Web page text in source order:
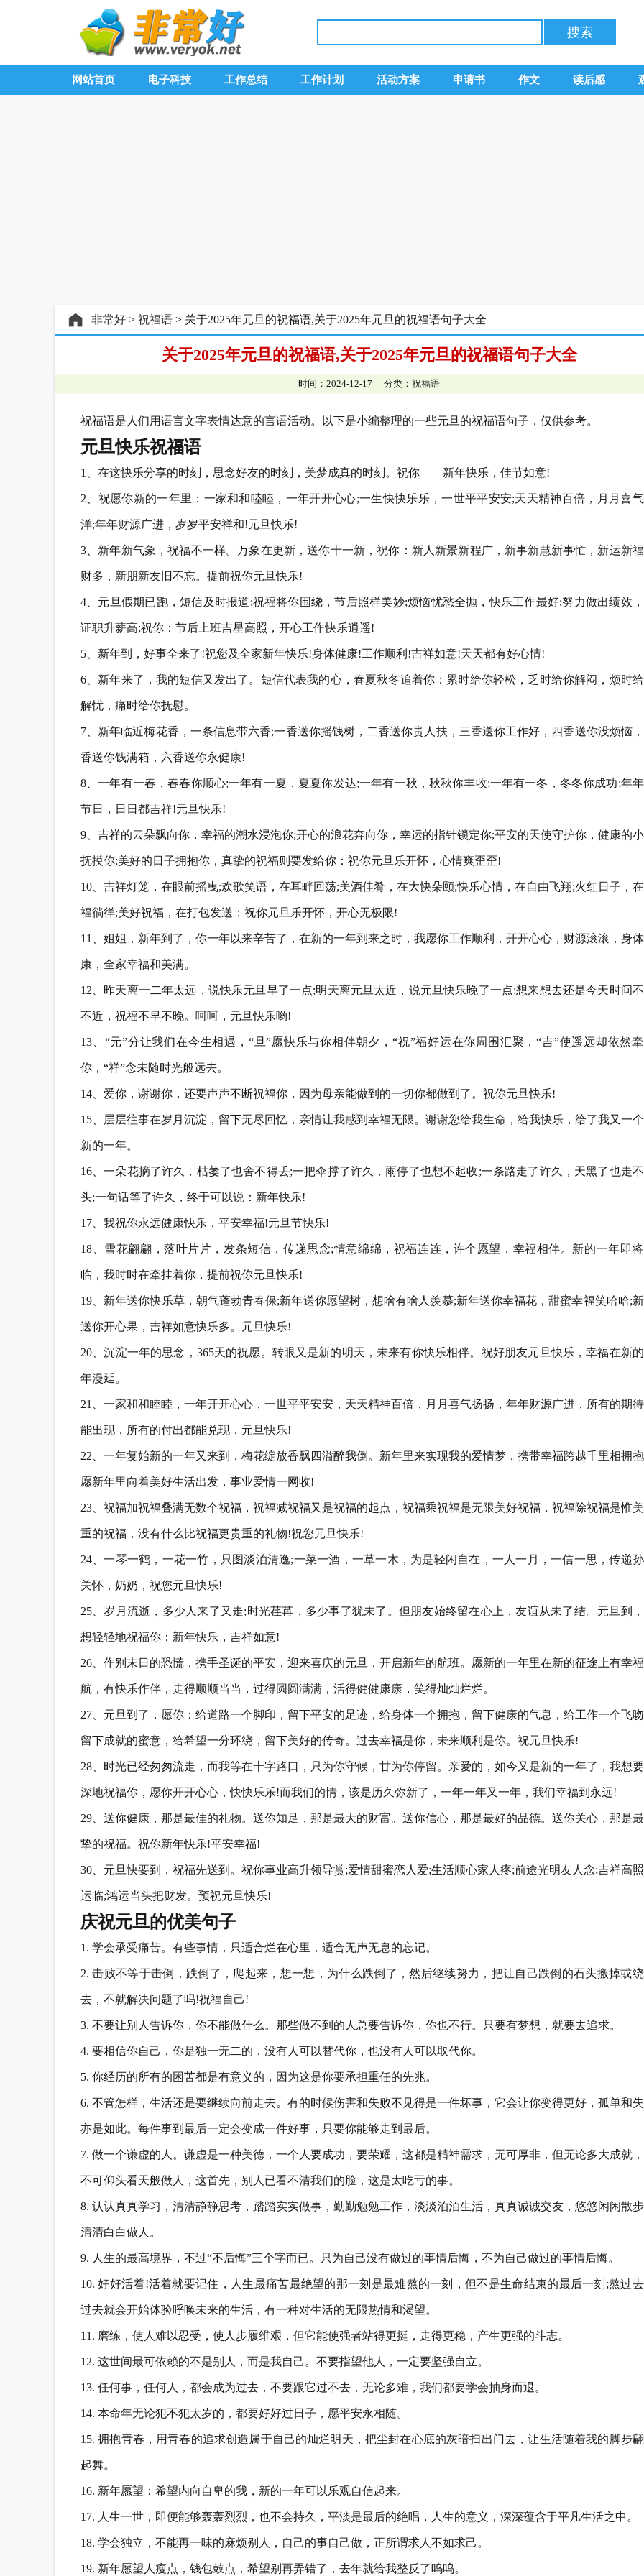
网站首页 电子科技 工作总结 工作计划 活动方案 申请书 作文 读后感
非常好 > 祝福语 > 关于2025年元旦的祝福语,关于2025年元旦的祝福语句子大全
关于2025年元旦的祝福语,关于2025年元旦的祝福语句子大全
时间：2024-12-17 分类： 祝福语
祝福语是人们用语言文字表情达意的言语活动。以下是小编整理的一些元旦的祝福语句子，仅供参考。
元旦快乐祝福语
1、在这快乐分享的时刻，思念好友的时刻，美梦成真的时刻。祝你——新年快乐，佳节如意!
2、祝愿你新的一年里：一家和和睦睦，一年开开心心;一生快快乐乐，一世平平安安;天天精神百倍，月月喜
洋;年年财源广进，岁岁平安祥和!元旦快乐!
3、新年新气象，祝福不一样。万象在更新，送你十一新，祝你：新人新景新程广，新事新慧新事忙，新运新
财多，新朋新友旧不忘。提前祝你元旦快乐!
4、元旦假期已跑，短信及时报道;祝福将你围绕，节后照样美妙;烦恼忧愁全抛，快乐工作最好;努力做出绩效
证职升薪高;祝你：节后上班吉星高照，开心工作快乐逍遥!
5、新年到，好事全来了!祝您及全家新年快乐!身体健康!工作顺利!吉祥如意!天天都有好心情!
6、新年来了，我的短信又发出了。短信代表我的心，春夏秋冬追着你：累时给你轻松，乏时给你解闷，烦时
解忧，痛时给你抚慰。
7、新年临近梅花香，一条信息带六香;一香送你摇钱树，二香送你贵人扶，三香送你工作好，四香送你没烦恼
香送你钱满箱，六香送你永健康!
8、一年有一春，春春你顺心;一年有一夏，夏夏你发达;一年有一秋，秋秋你丰收;一年有一冬，冬冬你成功;年
节日，日日都吉祥!元旦快乐!
9、吉祥的云朵飘向你，幸福的潮水浸泡你;开心的浪花奔向你，幸运的指针锁定你;平安的天使守护你，健康的
抚摸你;美好的日子拥抱你，真挚的祝福则要发给你：祝你元旦乐开怀，心情爽歪歪!
10、吉祥灯笼，在眼前摇曳;欢歌笑语，在耳畔回荡;美酒佳肴，在大快朵颐;快乐心情，在自由飞翔;火红日子，
福徜徉;美好祝福，在打包发送：祝你元旦乐开怀，开心无极限!
11、姐姐，新年到了，你一年以来辛苦了，在新的一年到来之时，我愿你工作顺利，开开心心，财源滚滚，身
康，全家幸福和美满。
12、昨天离一二年太远，说快乐元旦早了一点;明天离元旦太近，说元旦快乐晚了一点;想来想去还是今天时间
不近，祝福不早不晚。呵呵，元旦快乐哟!
13、“元”分让我们在今生相遇，“旦”愿快乐与你相伴朝夕，“祝”福好运在你周围汇聚，“吉”使遥远却依然
你，“祥”念未随时光般远去。
14、爱你，谢谢你，还要声声不断祝福你，因为母亲能做到的一切你都做到了。祝你元旦快乐!
15、层层往事在岁月沉淀，留下无尽回忆，亲情让我感到幸福无限。谢谢您给我生命，给我快乐，给了我又一
新的一年。
16、一朵花摘了许久，枯萎了也舍不得丢;一把伞撑了许久，雨停了也想不起收;一条路走了许久，天黑了也走不
头;一句话等了许久，终于可以说：新年快乐!
17、我祝你永远健康快乐，平安幸福!元旦节快乐!
18、雪花翩翩，落叶片片，发条短信，传递思念;情意绵绵，祝福连连，许个愿望，幸福相伴。新的一年即
临，我时时在牵挂着你，提前祝你元旦快乐!
19、新年送你快乐草，朝气蓬勃青春保;新年送你愿望树，想啥有啥人羡慕;新年送你幸福花，甜蜜幸福笑哈哈;
送你开心果，吉祥如意快乐多。元旦快乐!
20、沉淀一年的思念，365天的祝愿。转眼又是新的明天，未来有你快乐相伴。祝好朋友元旦快乐，幸福在新
年漫延。
21、一家和和睦睦，一年开开心心，一世平平安安，天天精神百倍，月月喜气扬扬，年年财源广进，所有的期
能出现，所有的付出都能兑现，元旦快乐!
22、一年复始新的一年又来到，梅花绽放香飘四溢醉我倒。新年里来实现我的爱情梦，携带幸福跨越千里相拥抱
愿新年里向着美好生活出发，事业爱情一网收!
23、祝福加祝福叠满无数个祝福，祝福减祝福又是祝福的起点，祝福乘祝福是无限美好祝福，祝福除祝福是惟
重的祝福，没有什么比祝福更贵重的礼物!祝您元旦快乐!
24、一琴一鹤，一花一竹，只图淡泊清逸;一菜一酒，一草一木，为是轻闲自在，一人一月，一信一思，传递
关怀，奶奶，祝您元旦快乐!
25、岁月流逝，多少人来了又走;时光荏苒，多少事了犹未了。但朋友始终留在心上，友谊从未了结。元旦到，
想轻轻地祝福你：新年快乐，吉祥如意!
26、作别末日的恐慌，携手圣诞的平安，迎来喜庆的元旦，开启新年的航班。愿新的一年里在新的征途上有幸
航，有快乐作伴，走得顺顺当当，过得圆圆满满，活得健健康康，笑得灿灿烂烂。
27、元旦到了，愿你：给道路一个脚印，留下平安的足迹，给身体一个拥抱，留下健康的气息，给工作一个飞吻
留下成就的蜜意，给希望一分环绕，留下美好的传奇。过去幸福是你，未来顺利是你。祝元旦快乐!
28、时光已经匆匆流走，而我等在十字路口，只为你守候，甘为你停留。亲爱的，如今又是新的一年了，我想
深地祝福你，愿你开开心心，快快乐乐!而我们的情，该是历久弥新了，一年一年又一年，我们幸福到永远!
29、送你健康，那是最佳的礼物。送你知足，那是最大的财富。送你信心，那是最好的品德。送你关心，那是
挚的祝福。祝你新年快乐!平安幸福!
30、元旦快要到，祝福先送到。祝你事业高升领导赏;爱情甜蜜恋人爱;生活顺心家人疼;前途光明友人念;吉祥高
运临;鸿运当头把财发。预祝元旦快乐!
庆祝元旦的优美句子
1. 学会承受痛苦。有些事情，只适合烂在心里，适合无声无息的忘记。
2. 击败不等于击倒，跌倒了，爬起来，想一想，为什么跌倒了，然后继续努力，把让自己跌倒的石头搬掉或
去，不就解决问题了吗!祝福自己!
3. 不要让别人告诉你，你不能做什么。那些做不到的人总要告诉你，你也不行。只要有梦想，就要去追求。
4. 要相信你自己，你是独一无二的，没有人可以替代你，也没有人可以取代你。
5. 你经历的所有的困苦都是有意义的，因为这是你要承担重任的先兆。
6. 不管怎样，生活还是要继续向前走去。有的时候伤害和失败不见得是一件坏事，它会让你变得更好，孤单和
亦是如此。每件事到最后一定会变成一件好事，只要你能够走到最后。
7. 做一个谦虚的人。谦虚是一种美德，一个人要成功，要荣耀，这都是精神需求，无可厚非，但无论多大成就
不可仰头看天般做人，这首先，别人已看不清我们的脸，这是太吃亏的事。
8. 认认真真学习，清清静静思考，踏踏实实做事，勤勤勉勉工作，淡淡泊泊生活，真真诚诚交友，悠悠闲闲散步
清清白白做人。
9. 人生的最高境界，不过“不后悔”三个字而已。只为自己没有做过的事情后悔，不为自己做过的事情后悔。
10. 好好活着!活着就要记住，人生最痛苦最绝望的那一刻是最难熬的一刻，但不是生命结束的最后一刻;熬过
过去就会开始体验呼唤未来的生活，有一种对生活的无限热情和渴望。
11. 磨练，使人难以忍受，使人步履维艰，但它能使强者站得更挺，走得更稳，产生更强的斗志。
12. 这世间最可依赖的不是别人，而是我自己。不要指望他人，一定要坚强自立。
13. 任何事，任何人，都会成为过去，不要跟它过不去，无论多难，我们都要学会抽身而退。
14. 本命年无论犯不犯太岁的，都要好好过日子，愿平安永相随。
15. 拥抱青春，用青春的追求创造属于自己的灿烂明天，把尘封在心底的灰暗扫出门去，让生活随着我的脚步
起舞。
16. 新年愿望：希望内向自卑的我，新的一年可以乐观自信起来。
17. 人生一世，即便能够轰轰烈烈，也不会持久，平淡是最后的绝唱，人生的意义，深深蕴含于平凡生活之中。
18. 学会独立，不能再一味的麻烦别人，自己的事自己做，正所谓求人不如求己。
19. 新年愿望人瘦点，钱包鼓点，希望别再弄错了，去年就给我整反了呜呜。